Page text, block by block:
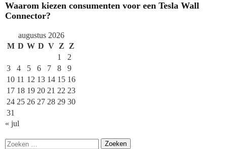
Waarom kiezen consumenten voor een Tesla Wall
Connector?
augustus 2026
M D W D V Z Z
1
2
3
4 5 6 7 8
9
10 11 12 13 14 15 16
17 18 19 20 21 22 23
24 25 26 27 28 29 30
31
« jul